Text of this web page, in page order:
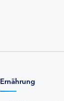
Ernährung